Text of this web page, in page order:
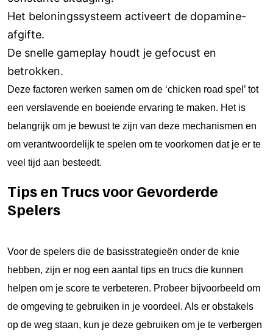
Het beloningssysteem activeert de dopamine-
afgifte.
De snelle gameplay houdt je gefocust en
betrokken.
Deze factoren werken samen om de ‘chicken road spel’ tot
een verslavende en boeiende ervaring te maken. Het is
belangrijk om je bewust te zijn van deze mechanismen en
om verantwoordelijk te spelen om te voorkomen dat je er te
veel tijd aan besteedt.
Tips en Trucs voor Gevorderde
Spelers
Voor de spelers die de basisstrategieën onder de knie
hebben, zijn er nog een aantal tips en trucs die kunnen
helpen om je score te verbeteren. Probeer bijvoorbeeld om
de omgeving te gebruiken in je voordeel. Als er obstakels
op de weg staan, kun je deze gebruiken om je te verbergen